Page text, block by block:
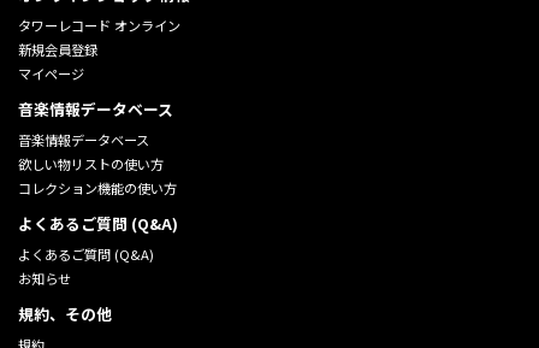
タワーレコード オンライン
新規会員登録
マイページ
音楽情報データベース
音楽情報データベース
欲しい物リストの使い方
コレクション機能の使い方
よくあるご質問 (Q&A)
よくあるご質問 (Q&A)
お知らせ
規約、その他